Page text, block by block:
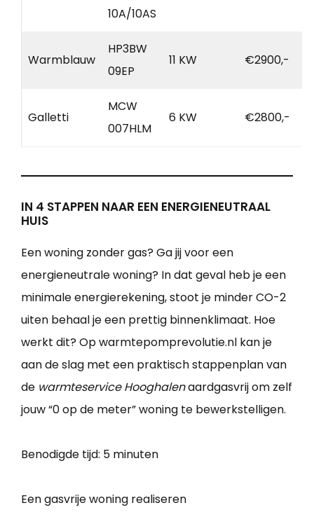
10A/10AS
Warmblauw
HP3BW
09EP
11 KW €2900,-
Galletti
MCW
007HLM
6 KW €2800,-
IN 4 STAPPEN NAAR EEN ENERGIENEUTRAAL
HUIS
Een woning zonder gas? Ga jij voor een
energieneutrale woning? In dat geval heb je een
minimale energierekening, stoot je minder CO-2
uiten behaal je een prettig binnenklimaat. Hoe
werkt dit? Op warmtepomprevolutie.nl kan je
aan de slag met een praktisch stappenplan van
de warmteservice Hooghalenaardgasvrij om zelf
jouw “0 op de meter” woning te bewerkstelligen.
Benodigde tijd: 5 minuten
Een gasvrije woning realiseren